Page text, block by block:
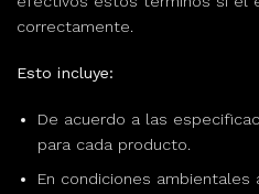
correctamente.
Esto incluye:
De acuerdo a las
para cada producto.
En condiciones ambientales